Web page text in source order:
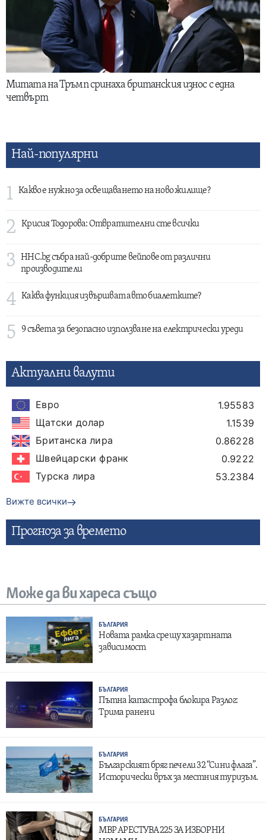
Митата на Тръмп сринаха британския износ с една
четвърт
Най-популярни
1 Какво е нужно за освещаването на ново жилище?
2 Крисия Тодорова: Отвратителни сте всички
3
HHC.bg събра най-добрите вейпове от различни
производители
4 Каква функция извършват авто биалетките?
5 9 съвета за безопасно използване на електрически уреди
Актуални валути
Евро
1.95583
Щатски долар
1.1539
Британска лира
0.86228
Швейцарски франк
0.9222
Турска лира
53.2384
Вижте всички
Прогнозa за времето
Може да ви хареса също
БЪЛГАРИЯ
Новата рамка срещу хазартната
зависимост
БЪЛГАРИЯ
Пътна катастрофа блокира Разлог:
Трима ранени
БЪЛГАРИЯ
Българският бряг печели 32 “Сини флага”.
Исторически връх за местния туризъм.
БЪЛГАРИЯ
МВР АРЕСТУВА 225 ЗА ИЗБОРНИ